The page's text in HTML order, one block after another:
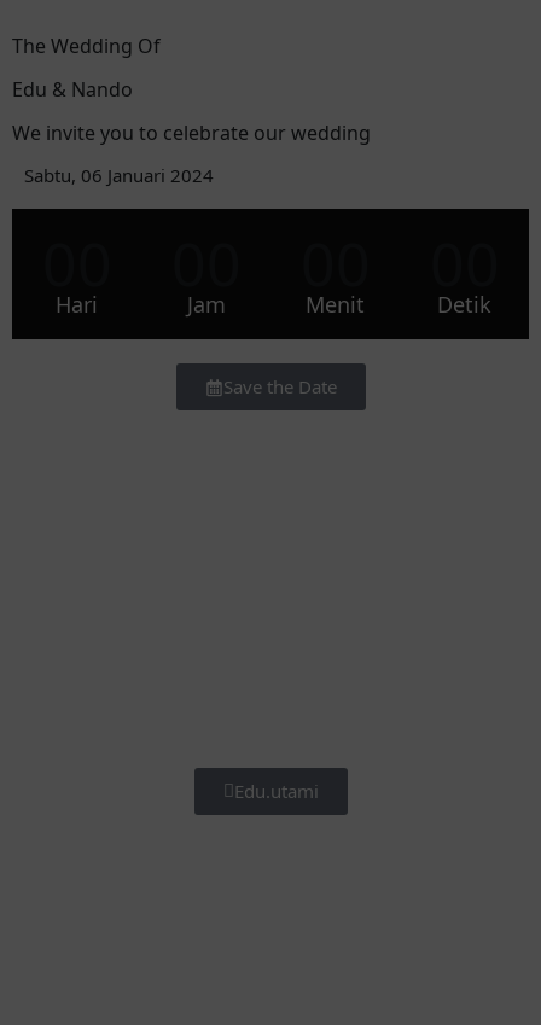
The Wedding Of
Edu & Nando
We invite you to celebrate our wedding
Sabtu, 06 Januari 2024
Hari Jam Menit Detik
Save the Date
Edu.utami